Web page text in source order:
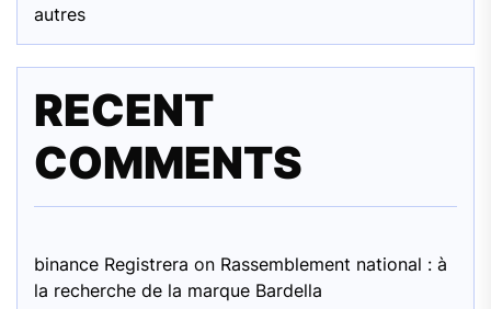
autres
RECENT
COMMENTS
binance Registrera on Rassemblement national : à
la recherche de la marque Bardella